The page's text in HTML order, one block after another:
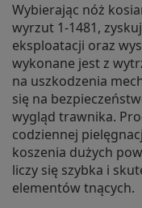
Wybierając nóż
wyrzut 1-1481,
eksploatacji oraz
wykonane jest z
na uszkodzenia
się na
wygląd trawnika.
codziennej
koszenia dużych
liczy się szybka i
elementów tnących.